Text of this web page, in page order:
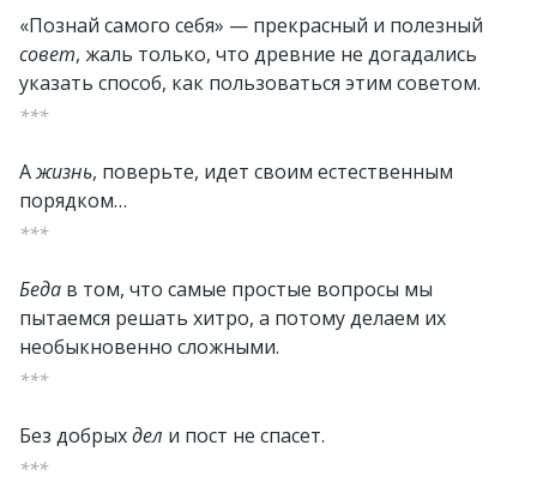
«Познай самого себя» — прекрасный и полезный
совет, жаль только, что древние не догадались
указать способ, как пользоваться этим советом.
***
Ажизнь, поверьте, идет своим естественным
порядком…
***
Беда в том, что самые простые вопросы мы
пытаемся решать хитро, а потому делаем их
необыкновенно сложными.
***
Без добрыхдел и пост не спасет.
***